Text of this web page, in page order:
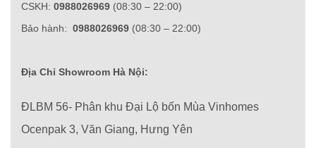
CSKH: 0988026969 (08:30 – 22:00)
Bảo hành: 0988026969 (08:30 – 22:00)
Địa Chỉ Showroom Hà Nội:
ĐLBM 56- Phân khu Đại Lộ bốn Mùa Vinhomes
Ocenpak 3, Văn Giang, Hưng Yên